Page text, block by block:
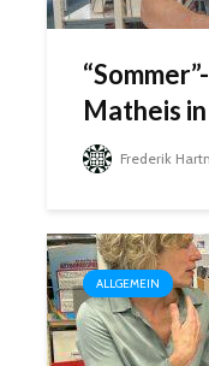
Matheis
Frederik
ALLGEMEIN